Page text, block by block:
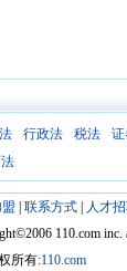
行政法 税法
联系方式| 人才
110.com inc.
所有:110.com